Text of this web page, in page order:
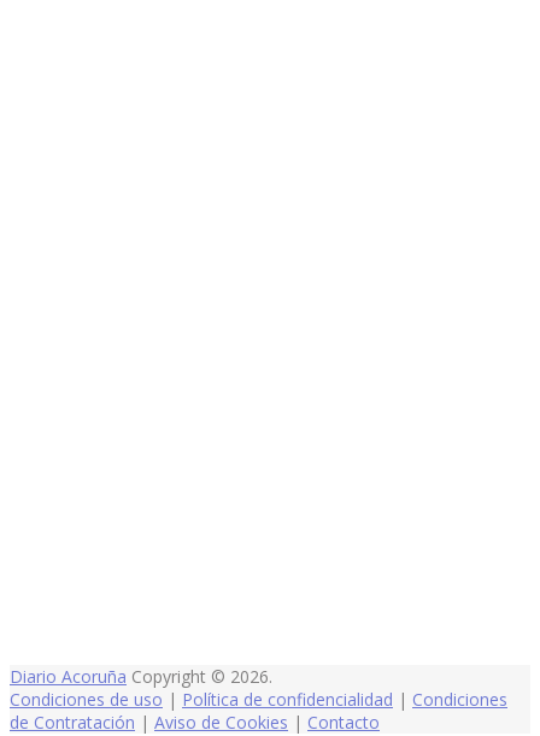
Diario Acoruña Copyright © 2026.
Condiciones de uso | Política de confidencialidad | Condiciones
de Contratación | Aviso de Cookies | Contacto